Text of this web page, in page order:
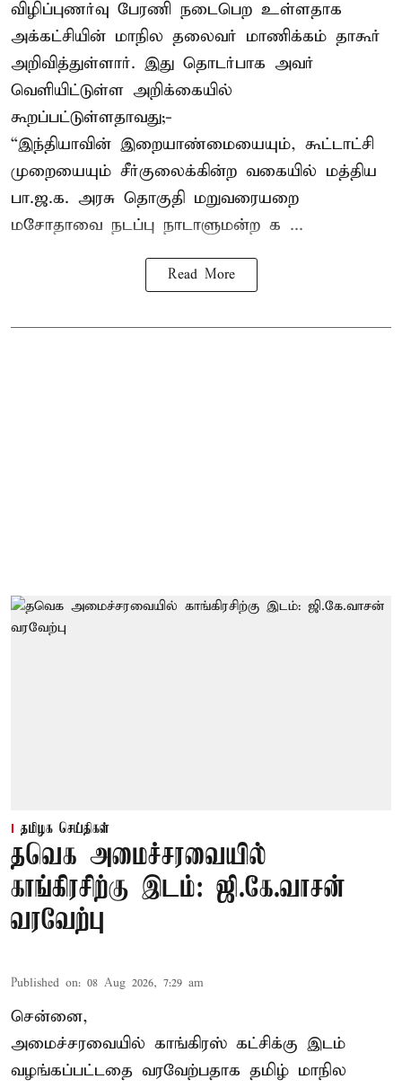
விழிப்புணர்வு பேரணி நடைபெற உள்ளதாக
அக்கட்சியின் மாநில தலைவர் மாணிக்கம் தாகூர்
அறிவித்துள்ளார். இது தொடர்பாக அவர்
வெளியிட்டுள்ள அறிக்கையில்
கூறப்பட்டுள்ளதாவது;-
“இந்தியாவின் இறையாண்மையையும், கூட்டாட்சி
முறையையும் சீர்குலைக்கின்ற வகையில் மத்திய
பா.ஜ.க. அரசு தொகுதி மறுவரையறை
மசோதாவை நடப்பு நாடாளுமன்ற க ...
Read More
தமிழக செய்திகள்
தவெக அமைச்சரவையில்
காங்கிரசிற்கு இடம்: ஜி.கே.வாசன்
வரவேற்பு
Published on: 08 Aug 2026, 7:29 am
சென்னை,
அமைச்சரவையில் காங்கிரஸ் கட்சிக்கு இடம்
வழங்கப்பட்டதை வரவேற்பதாக தமிழ் மாநில